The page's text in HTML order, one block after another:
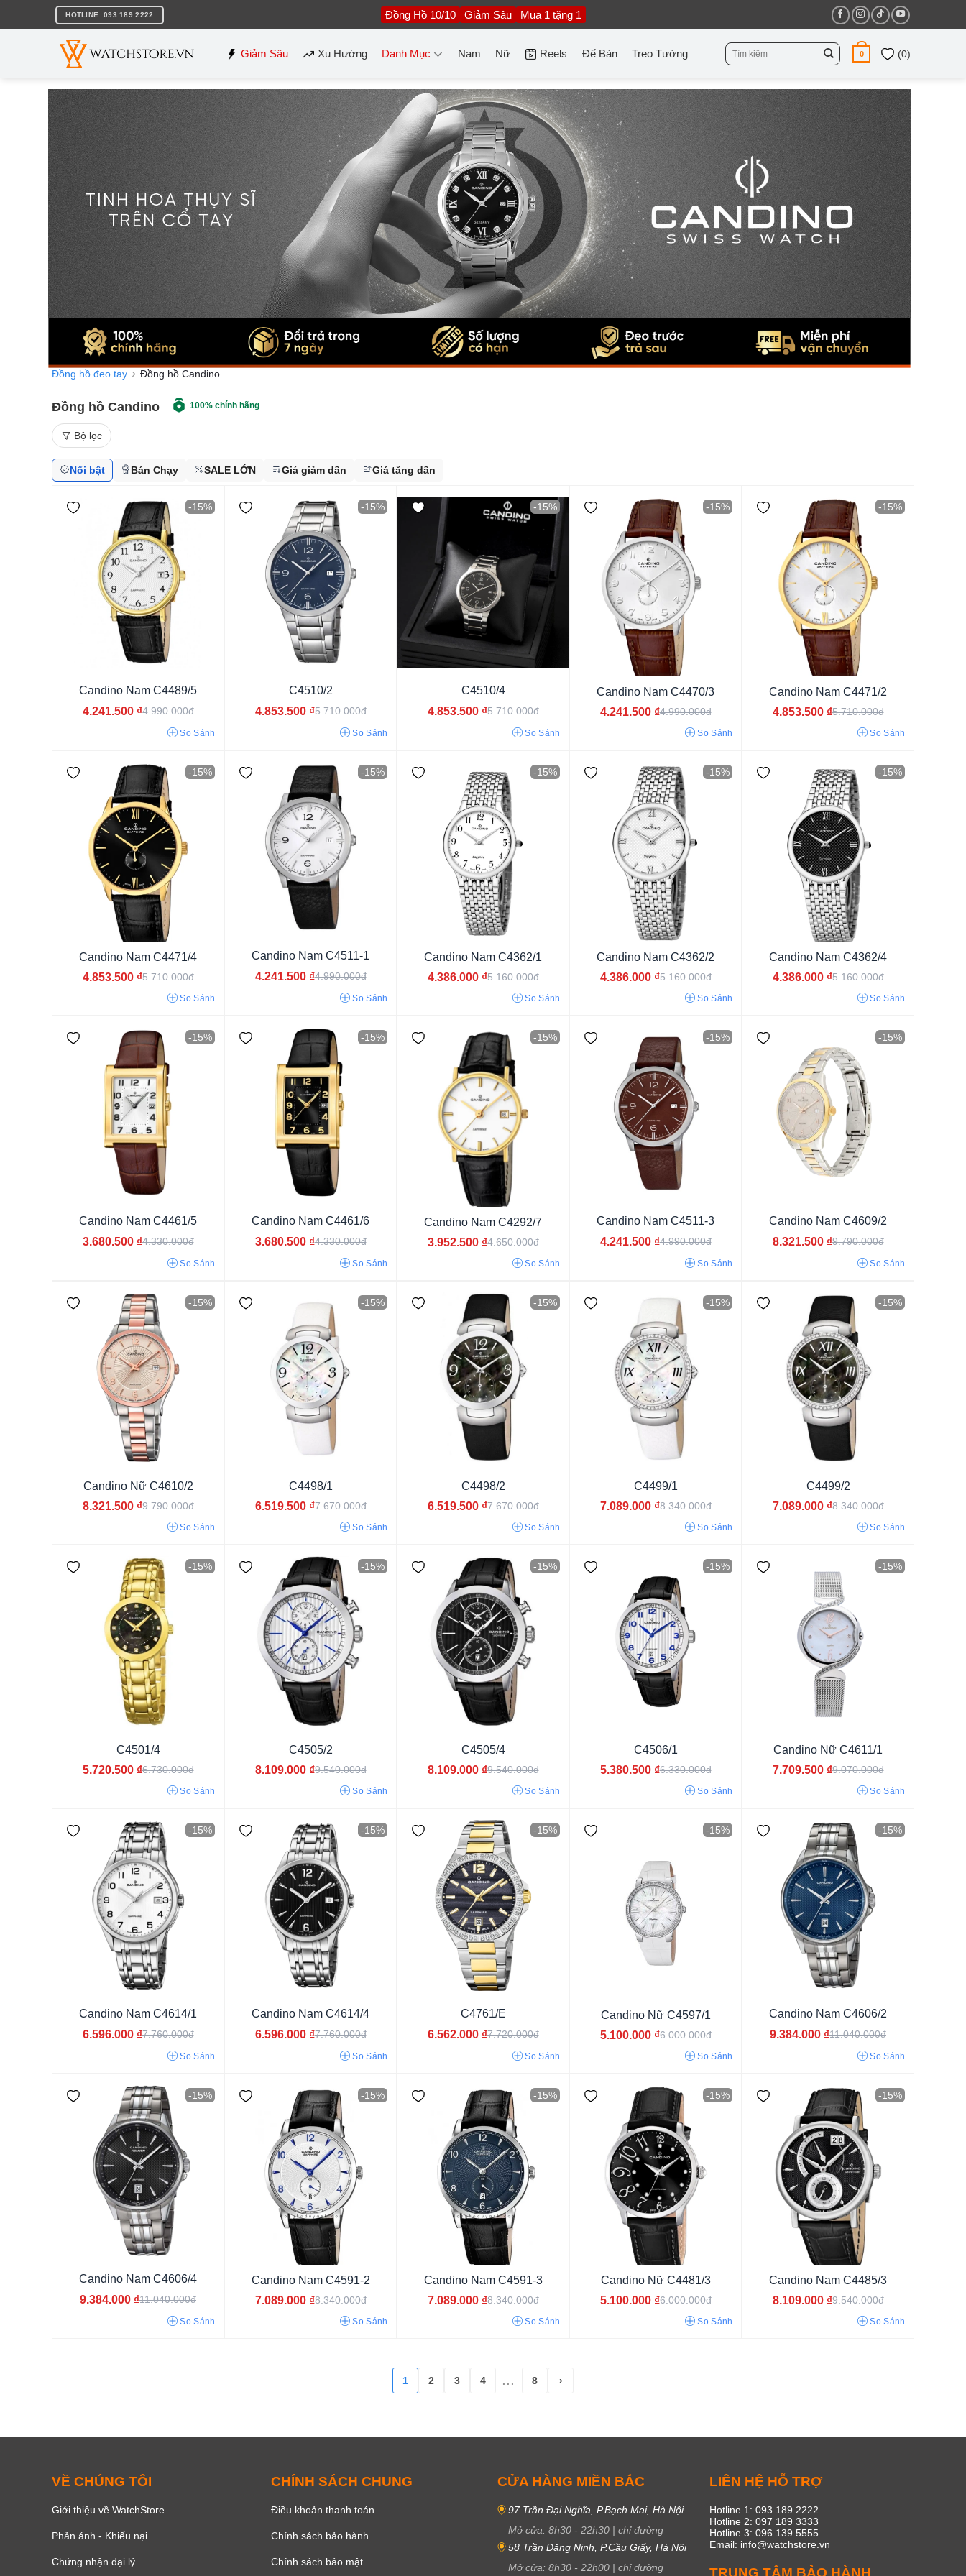
nội
HOTLINE: 093.189.2222 Đồng Hồ 10/10 Giảm Sâu Mua 1 tặng 1
Giảm Sâu Xu Hướng Danh Mục Nam Nữ Reels Để Bàn Treo Tường
Tìm
kiếm:
0 (0)
Đồng hồ đeo tay Đồng hồ Candino
Đồng hồ Candino 100% chính hãng
Bộ lọc
Từ 3 - 6 triệu Từ 6 - 9 triệu Từ 15 - 30 triệu
Từ 30 - 50 triệu
Thụy Sỹ Trung Quốc
Nữ
5atm 10atm 20atm
Kim (Analog) Pin/Quartz Cơ
12mm 9.5mm 11mm 11.5mm
8mm 8.5mm 5mm
7.3mm 7.4mm 12.6mm 8.7mm 11.6mm
10.4mm 8.8mm
Mặt xanh dương
Mặt chải tia
Mặt màu vàng Mặt màu nâu Mặt xanh lục
Mặt xanh đen Mặt xanh da trời Mặt phối màu
Mặt vàng hồng Mặt khảm đá
Dây màu hồng
Dây màu bạc
Dây nâu đậm Dây nâu sáng
Vỏ màu xanh Vỏ phối màu Vỏ màu vàng
Vỏ vàng hồng Vỏ màu bạc Vỏ màu trắng
Đính đá Số La Mã Sang chảnh Thể thao Sang trọng
Thời trang
Nổi bật Bán Chạy SALE LỚN Giá giảm dần Giá tăng dần
-15%
Candino Nam C4489/5
4.241.500 ₫4.990.000đ
So Sánh
-15%
C4510/2
4.853.500 ₫5.710.000đ
So Sánh
-15%
C4510/4
4.853.500 ₫5.710.000đ
So Sánh
-15%
Candino Nam C4470/3
4.241.500 ₫4.990.000đ
So Sánh
-15%
Candino Nam C4471/2
4.853.500 ₫5.710.000đ
So Sánh
-15%
Candino Nam C4471/4
4.853.500 ₫5.710.000đ
So Sánh
-15%
Candino Nam C4511-1
4.241.500 ₫4.990.000đ
So Sánh
-15%
Candino Nam C4362/1
4.386.000 ₫5.160.000đ
So Sánh
-15%
Candino Nam C4362/2
4.386.000 ₫5.160.000đ
So Sánh
-15%
Candino Nam C4362/4
4.386.000 ₫5.160.000đ
So Sánh
-15%
Candino Nam C4461/5
3.680.500 ₫4.330.000đ
So Sánh
-15%
Candino Nam C4461/6
3.680.500 ₫4.330.000đ
So Sánh
-15%
Candino Nam C4292/7
3.952.500 ₫4.650.000đ
So Sánh
-15%
Candino Nam C4511-3
4.241.500 ₫4.990.000đ
So Sánh
-15%
Candino Nam C4609/2
8.321.500 ₫9.790.000đ
So Sánh
-15%
Candino Nữ C4610/2
8.321.500 ₫9.790.000đ
So Sánh
-15%
C4498/1
6.519.500 ₫7.670.000đ
So Sánh
-15%
C4498/2
6.519.500 ₫7.670.000đ
So Sánh
-15%
C4499/1
7.089.000 ₫8.340.000đ
So Sánh
-15%
C4499/2
7.089.000 ₫8.340.000đ
So Sánh
-15%
C4501/4
5.720.500 ₫6.730.000đ
So Sánh
-15%
C4505/2
8.109.000 ₫9.540.000đ
So Sánh
-15%
C4505/4
8.109.000 ₫9.540.000đ
So Sánh
-15%
C4506/1
5.380.500 ₫6.330.000đ
So Sánh
-15%
Candino Nữ C4611/1
7.709.500 ₫9.070.000đ
So Sánh
-15%
Candino Nam C4614/1
6.596.000 ₫7.760.000đ
So Sánh
-15%
Candino Nam C4614/4
6.596.000 ₫7.760.000đ
So Sánh
-15%
C4761/E
6.562.000 ₫7.720.000đ
So Sánh
-15%
Candino Nữ C4597/1
5.100.000 ₫6.000.000đ
So Sánh
-15%
Candino Nam C4606/2
9.384.000 ₫11.040.000đ
So Sánh
-15%
Candino Nam C4606/4
9.384.000 ₫11.040.000đ
So Sánh
-15%
Candino Nam C4591-2
7.089.000 ₫8.340.000đ
So Sánh
-15%
Candino Nam C4591-3
7.089.000 ₫8.340.000đ
So Sánh
-15%
Candino Nữ C4481/3
5.100.000 ₫6.000.000đ
So Sánh
-15%
Candino Nam C4485/3
8.109.000 ₫9.540.000đ
So Sánh
1 2 3 4 ... 8 ›
VỀ CHÚNG TÔI
Giới thiệu về WatchStore
Phản ánh - Khiếu nại
Chứng nhận đại lý
CHÍNH SÁCH CHUNG
Điều khoản thanh toán
Chính sách bảo hành
Chính sách bảo mật
CỬA HÀNG MIỀN BẮC
97 Trần Đại Nghĩa, P.Bạch Mai, Hà Nội
Mở cửa: 8h30 - 22h30 | chỉ đường
58 Trần Đăng Ninh, P.Cầu Giấy, Hà Nội
Mở cửa: 8h30 - 22h00 | chỉ đường
LIÊN HỆ HỖ TRỢ
Hotline 1: 093 189 2222
Hotline 2: 097 189 3333
Hotline 3: 096 139 5555
Email: info@watchstore.vn
TRUNG TÂM BẢO HÀNH